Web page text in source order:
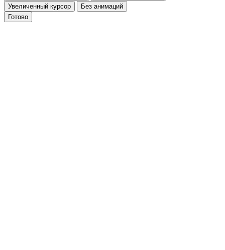
Увеличенный курсор
Без анимаций
Готово